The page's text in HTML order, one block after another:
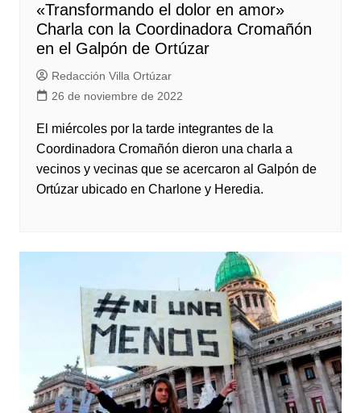
«Transformando el dolor en amor»
Charla con la Coordinadora Cromañón
en el Galpón de Ortúzar
Redacción Villa Ortúzar
26 de noviembre de 2022
El miércoles por la tarde integrantes de la
Coordinadora Cromañón dieron una charla a
vecinos y vecinas que se acercaron al Galpón de
Ortúzar ubicado en Charlone y Heredia.